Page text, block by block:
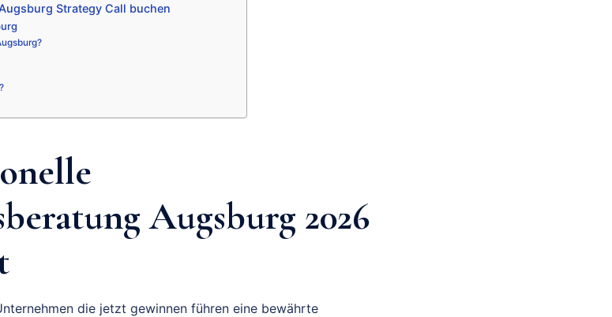
Strategy Call buchen
Augsburg 2026
die jetzt gewinnen führen eine bewährte